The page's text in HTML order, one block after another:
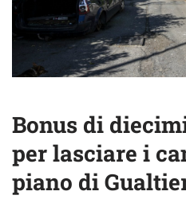
Bonus di
per lasciare i
piano di